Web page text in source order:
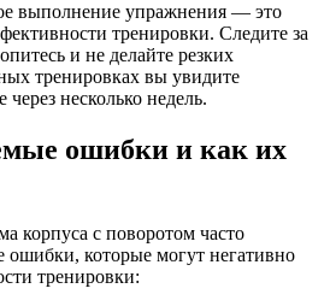
выполнение упражнения — это
тренировки. Следите за
и не делайте резких
тренировках вы увидите
несколько недель.
ошибки и как их
корпуса с поворотом часто
ошибки, которые могут негативно
тренировки: